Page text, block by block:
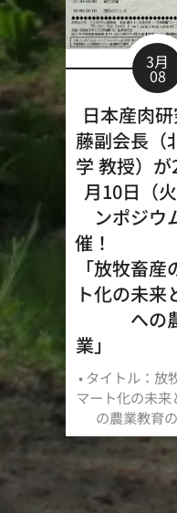
3月
08
日本産肉
藤副会長（
学 教授）
月10日（
ンポジウ
「放牧畜産
ト化の未来
への
業
• タイトル：放
マート化の未来
の農業教育